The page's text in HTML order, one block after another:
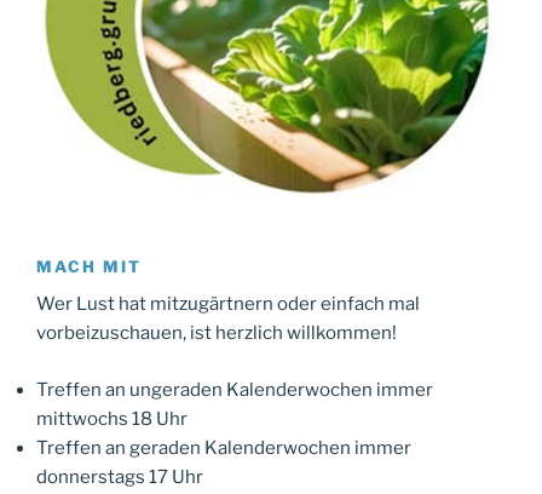
MACH MIT
Wer Lust hat mitzugärtnern oder einfach mal
vorbeizuschauen, ist herzlich willkommen!
Treffen an ungeraden Kalenderwochen immer
mittwochs 18 Uhr
Treffen an geraden Kalenderwochen immer
donnerstags 17 Uhr